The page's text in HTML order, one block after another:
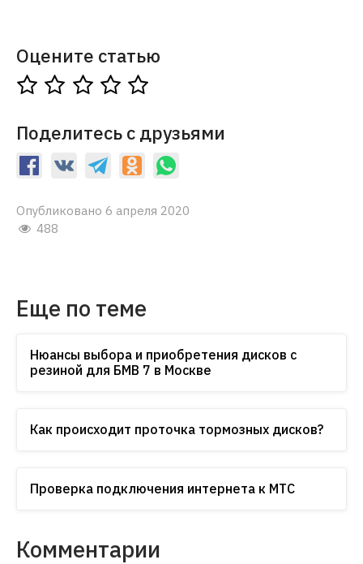
Оцените статью
Поделитесь с друзьями
Опубликовано 6 апреля 2020
488
Еще по теме
Нюансы выбора и приобретения дисков с
резиной для БМВ 7 в Москве
Как происходит проточка тормозных дисков?
Проверка подключения интернета к МТС
Комментарии